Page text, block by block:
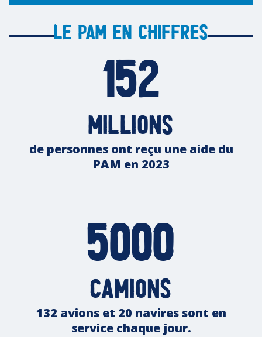
Le PAM en chiffres
152
millions
de personnes ont reçu une aide du
PAM en 2023
5000
camions
132 avions et 20 navires sont en
service chaque jour.